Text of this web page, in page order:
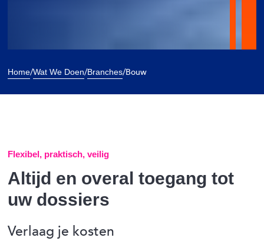
Home/Wat We Doen/Branches/Bouw
Flexibel, praktisch, veilig
Altijd en overal toegang tot
uw dossiers
Verlaag je kosten